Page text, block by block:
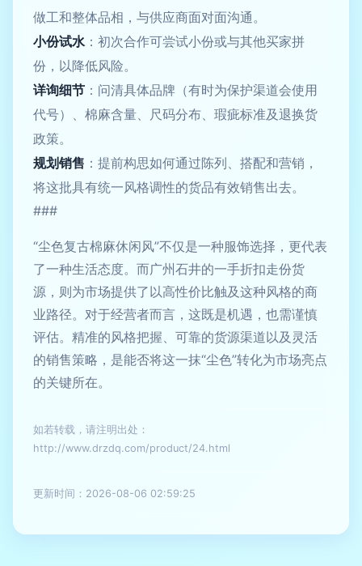
做工和整体品相，与供应商面对面沟通。
小份试水 ：初次合作可尝试小份或与其他买家拼
份，以降低风险。
详询细节 ：问清具体品牌（有时为保护渠道会使用
代号）、棉麻含量、尺码分布、瑕疵标准及退换货
政策。
规划销售 ：提前构思如何通过陈列、搭配和营销，
将这批具有统一风格调性的货品有效销售出去。
###
“尘色复古棉麻休闲风”不仅是一种服饰选择，更代表
了一种生活态度。而广州石井的一手折扣走份货
源，则为市场提供了以高性价比触及这种风格的商
业路径。对于经营者而言，这既是机遇，也需谨慎
评估。精准的风格把握、可靠的货源渠道以及灵活
的销售策略，是能否将这一抹“尘色”转化为市场亮点
的关键所在。
如若转载，请注明出处：
http://www.drzdq.com/product/24.html
更新时间：2026-08-06 02:59:25